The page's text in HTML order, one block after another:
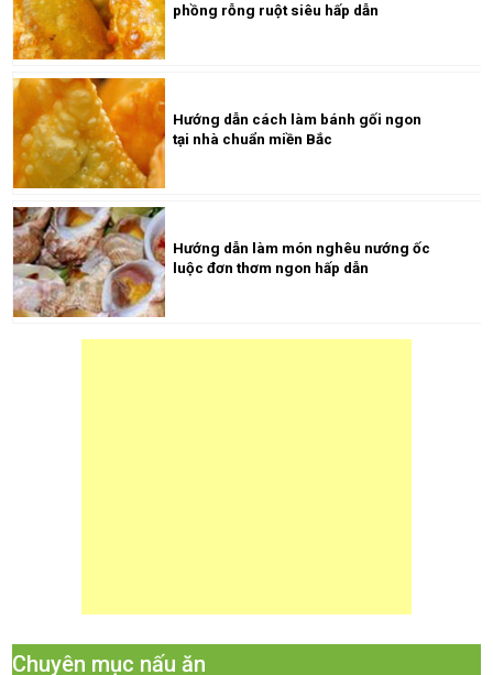
phồng rỗng ruột siêu hấp dẫn
Hướng dẫn cách làm bánh gối ngon
tại nhà chuẩn miền Bắc
Hướng dẫn làm món nghêu nướng ốc
luộc đơn thơm ngon hấp dẫn
Chuyên mục nấu ăn